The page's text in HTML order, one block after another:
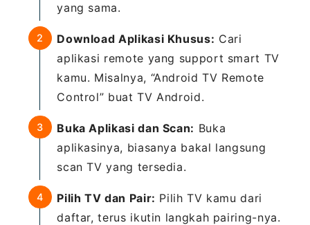
yang sama.
Download Aplikasi Khusus: Cari
aplikasi remote yang support smart TV
kamu. Misalnya, “Android TV Remote
Control” buat TV Android.
Buka Aplikasi dan Scan: Buka
aplikasinya, biasanya bakal langsung
scan TV yang tersedia.
Pilih TV dan Pair: Pilih TV kamu dari
daftar, terus ikutin langkah pairing-nya.